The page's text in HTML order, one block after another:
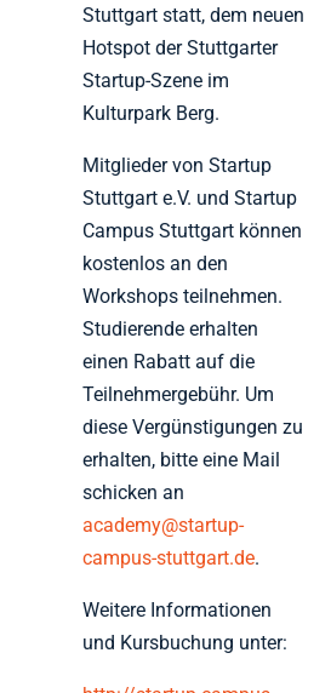
Stuttgart statt, dem neuen
Hotspot der Stuttgarter
Startup-Szene im
Kulturpark Berg.
Mitglieder von Startup
Stuttgart e.V. und Startup
Campus Stuttgart können
kostenlos an den
Workshops teilnehmen.
Studierende erhalten
einen Rabatt auf die
Teilnehmergebühr. Um
diese Vergünstigungen zu
erhalten, bitte eine Mail
schicken an
academy@startup-
campus-stuttgart.de.
Weitere Informationen
und Kursbuchung unter: